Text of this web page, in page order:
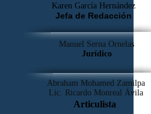
Karen García Hernández
Jefa de Redacción
Manuel Serna Ornelas
Jurídico
Abraham Mohamed Zamilpa
Lic. Ricardo Monreal Ávila
Articulista